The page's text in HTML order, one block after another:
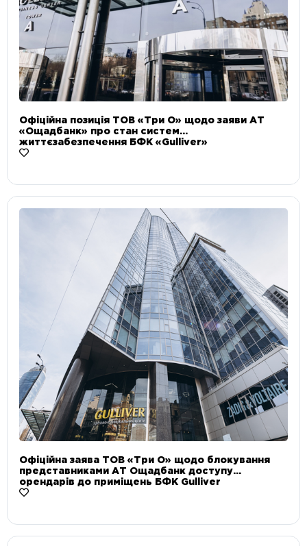
Офіційна позиція ТОВ «Три О» щодо заяви АТ
«Ощадбанк» про стан систем
життєзабезпечення БФК «Gulliver»
Офіційна заява ТОВ «Три О» щодо блокування
представниками АТ Ощадбанк доступу
орендарів до приміщень БФК Gulliver